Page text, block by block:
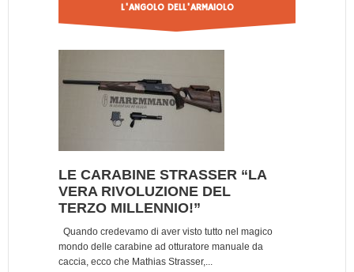
L'ANGOLO DELL'ARMAIOLO
LE CARABINE STRASSER “LA
VERA RIVOLUZIONE DEL
TERZO MILLENNIO!”
Quando credevamo di aver visto tutto nel magico
mondo delle carabine ad otturatore manuale da
caccia, ecco che Mathias Strasser,...